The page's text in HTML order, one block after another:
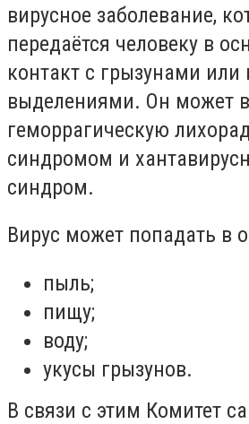
вирусное заболевание,
передаётся человеку в
контакт с грызунами или
выделениями. Он может
геморрагическую
синдромом и
синдром.
Вирус может попадать в
пыль;
пищу;
воду;
укусы грызунов.
В связи с этим Комитет